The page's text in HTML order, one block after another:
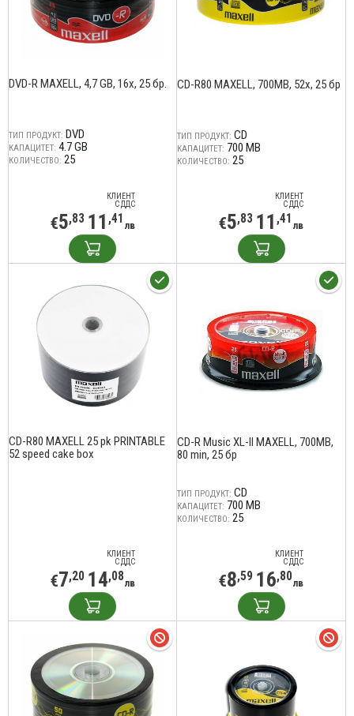
DVD-R MAXELL, 4,7 GB, 16x, 25 бр.
ТИП ПРОДУКТ: DVD
КАПАЦИТЕТ: 4.7 GB
КОЛИЧЕСТВО: 25
КЛИЕНТ
С ДДС
€5,83 11 ,41 лв
CD-R80 MAXELL, 700MB, 52x, 25 бр
ТИП ПРОДУКТ: CD
КАПАЦИТЕТ: 700 MB
КОЛИЧЕСТВО: 25
КЛИЕНТ
С ДДС
€5,83 11 ,41 лв
CD-R80 MAXELL 25 pk PRINTABLE
52 speed cake box
КЛИЕНТ
С ДДС
€7,20 14,08лв
CD-R Music XL-II MAXELL, 700MB,
80 min, 25 бр
ТИП ПРОДУКТ: CD
КАПАЦИТЕТ: 700 MB
КОЛИЧЕСТВО: 25
КЛИЕНТ
С ДДС
€8,59 16,80лв